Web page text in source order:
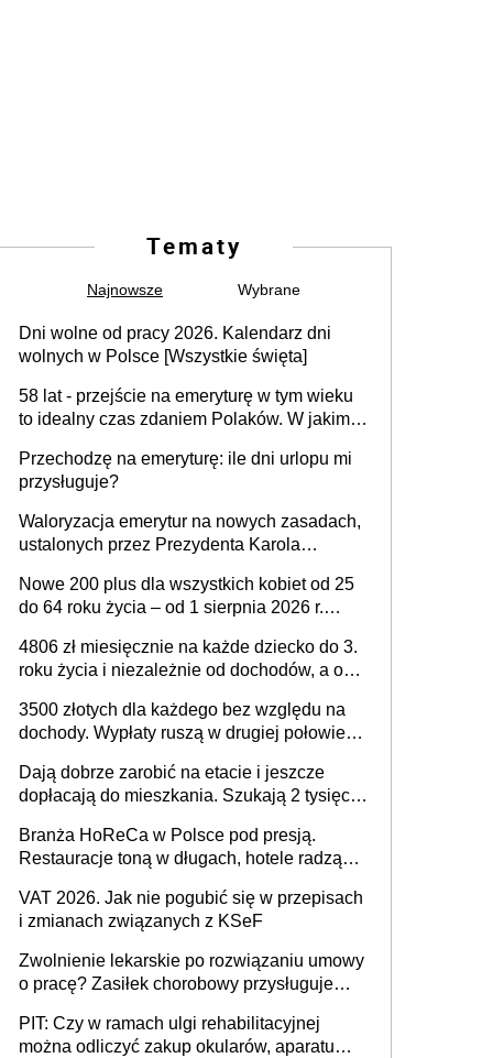
Tematy
Najnowsze Wybrane
Dni wolne od pracy 2026. Kalendarz dni
wolnych w Polsce [Wszystkie święta]
58 lat - przejście na emeryturę w tym wieku
to idealny czas zdaniem Polaków. W jakim
dlaczego?
Przechodzę na emeryturę: ile dni urlopu mi
przysługuje?
Waloryzacja emerytur na nowych zasadach,
ustalonych przez Prezydenta Karola
również kwotowa podwyżka świadczeń?
Nowe 200 plus dla wszystkich kobiet od 25
do 64 roku życia – od 1 sierpnia 2026 r.
programu rządowego
4806 zł miesięcznie na każde dziecko do 3.
roku życia i niezależnie od dochodów, a od
ma odwrócić trend spadku liczby urodzeń w
Polsce
3500 złotych dla każdego bez względu na
dochody. Wypłaty ruszą w drugiej połowie
Dają dobrze zarobić na etacie i jeszcze
dopłacają do mieszkania. Szukają 2 tysięcy
Branża HoReCa w Polsce pod presją.
Restauracje toną w długach, hotele radzą
VAT 2026. Jak nie pogubić się w przepisach
i zmianach związanych z KSeF
Zwolnienie lekarskie po rozwiązaniu umowy
o pracę? Zasiłek chorobowy przysługuje
dni od ustania stosunku pracy
PIT: Czy w ramach ulgi rehabilitacyjnej
można odliczyć zakup okularów, aparatu